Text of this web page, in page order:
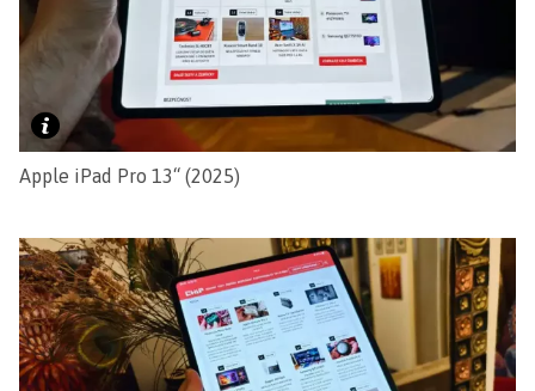
Apple iPad Pro 13“ (2025)